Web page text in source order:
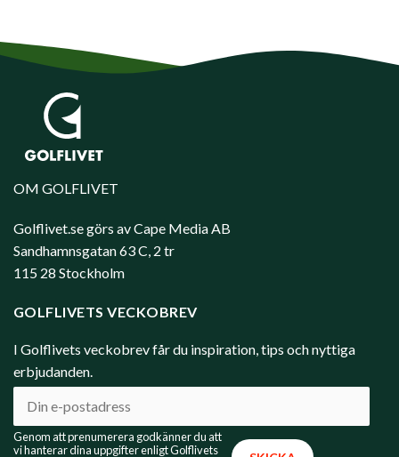
OM GOLFLIVET
Golflivet.se görs av Cape Media AB
Sandhamnsgatan 63 C, 2 tr
115 28 Stockholm
GOLFLIVETS VECKOBREV
I Golflivets veckobrev får du inspiration, tips och nyttiga
erbjudanden.
Genom att prenumerera godkänner du att
vi hanterar dina uppgifter enligt Golflivets